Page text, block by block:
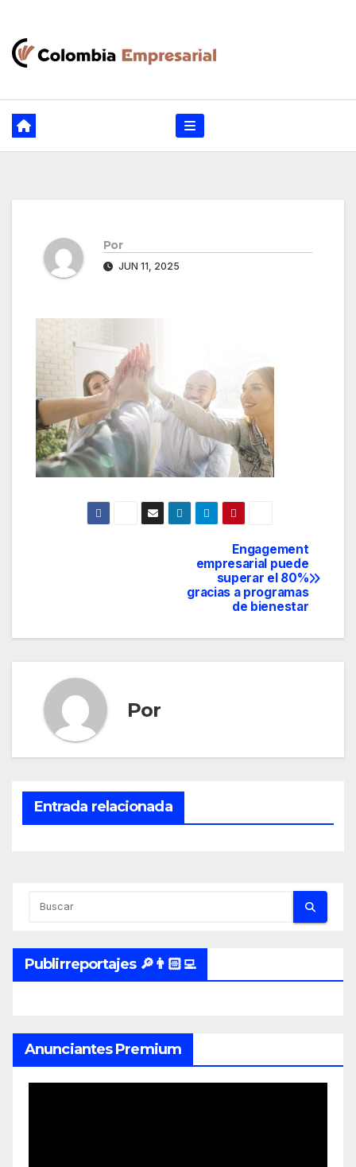
contenido
Por
JUN 11, 2025
Engagement
empresarial puede
superar el 80%
gracias a programas
de bienestar
Por
Entrada relacionada
Publirreportajes 🔎👨🏻‍💻
Anunciantes Premium